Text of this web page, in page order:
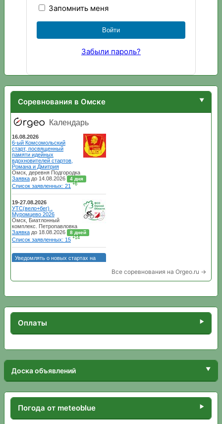
Запомнить меня
Забыли пароль?
Соревнования в Омске
Все соревнования на Orgeo.ru →
Оплаты
Доска объявлений
Погода от meteoblue